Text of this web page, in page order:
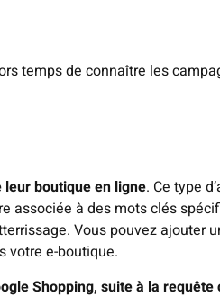
temps de connaître les
boutique en ligne. Ce type
associée à des mots clés
Vous pouvez ajouter
votre e-boutique.
Shopping, suite à la requête